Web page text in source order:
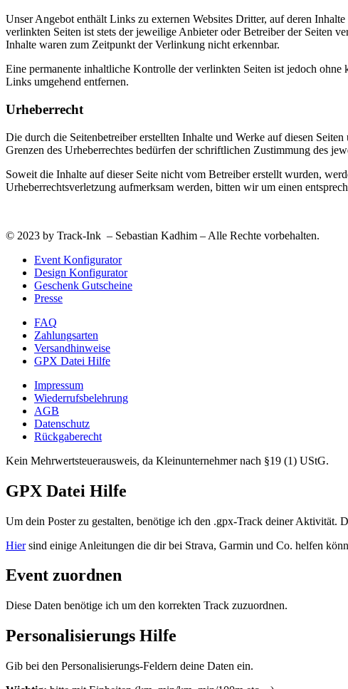
Unser Angebot enthält Links zu externen Websites Dritter, auf deren
verlinkten Seiten ist stets der jeweilige Anbieter oder Betreiber der Seiten
Inhalte waren zum Zeitpunkt der Verlinkung nicht erkennbar.
Eine permanente inhaltliche Kontrolle der verlinkten Seiten ist jedoch
Links umgehend entfernen.
Urheberrecht
Die durch die Seitenbetreiber erstellten Inhalte und Werke auf diesen
Grenzen des Urheberrechtes bedürfen der schriftlichen Zustimmung des
Soweit die Inhalte auf dieser Seite nicht vom Betreiber erstellt wurden,
Urheberrechtsverletzung aufmerksam werden, bitten wir um einen
© 2023 by Track-Ink – Sebastian Kadhim – Alle Rechte vorbehalten.
Event Konfigurator
Design Konfigurator
Geschenk Gutscheine
Presse
FAQ
Zahlungsarten
Versandhinweise
GPX Datei Hilfe
Impressum
Wiederrufsbelehrung
AGB
Datenschutz
Rückgaberecht
Kein Mehrwertsteuerausweis, da Kleinunternehmer nach §19 (1) UStG.
GPX Datei Hilfe
Um dein Poster zu gestalten, benötige ich den .gpx-Track deiner Aktivität.
Hiersind einige Anleitungen die dir bei Strava, Garmin und Co. helfen
Event zuordnen
Diese Daten benötige ich um den korrekten Track zuzuordnen.
Personalisierungs Hilfe
Gib bei den Personalisierungs-Feldern deine Daten ein.